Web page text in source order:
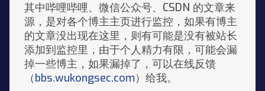
其中哔哩哔哩、微信公众号、CSDN 的文章来
源，是对各个博主主页进行监控，如果有博主
的文章没出现在这里，则有可能是没有被站长
添加到监控里，由于个人精力有限，可能会漏
掉一些博主，如果漏掉了，可以在线反馈
（bbs.wukongsec.com）给我。